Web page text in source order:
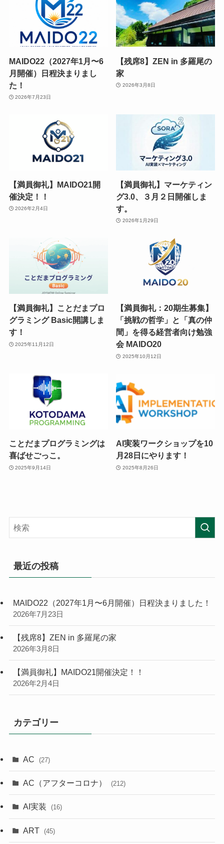
MAIDO22（2027年1月〜6
月開催）日程決まりまし
た！
2026年7月23日
【残席8】ZEN in 多羅尾の
家
2026年3月8日
【満員御礼】MAIDO21開
催決定！！
2026年2月4日
【満員御礼】マーケティン
グ3.0、３月２日開催しま
す。
2026年1月29日
【満員御礼】ことだまプロ
グラミング Basic開講しま
す！
2025年11月12日
【満員御礼：20期生募集】
「挑戦の哲学」と「真の仲
間」を得る経営者向け勉強
会 MAIDO20
2025年10月12日
ことだまプログラミングは
喜ばせごっこ。
2025年9月14日
AI実装ワークショップを10
月28日にやります！
2025年8月26日
最近の投稿
MAIDO22（2027年1月〜6月開催）日程決まりました！
2026年7月23日
【残席8】ZEN in 多羅尾の家
2026年3月8日
【満員御礼】MAIDO21開催決定！！
2026年2月4日
カテゴリー
AC (27)
AC（アフターコロナ） (212)
AI実装 (16)
ART (45)